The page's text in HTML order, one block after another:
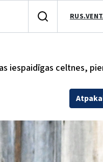
iespaidīgas celtnes,